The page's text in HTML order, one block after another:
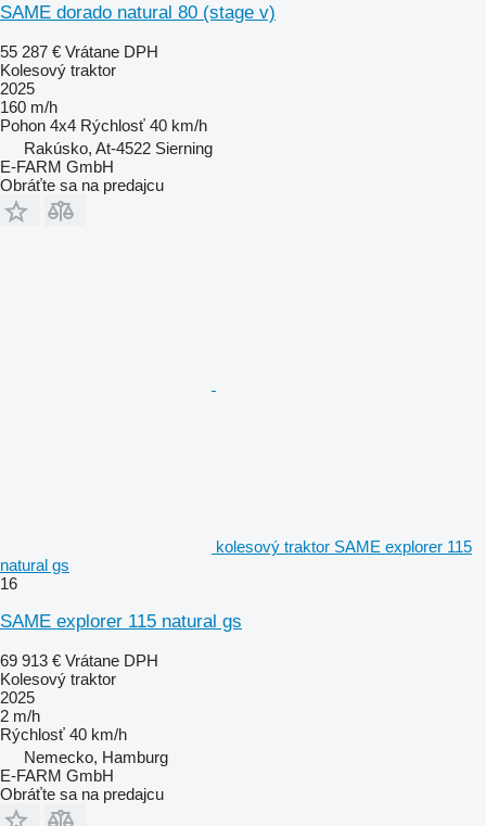
SAME dorado natural 80 (stage v)
55 287 € Vrátane DPH
Kolesový traktor
2025
160 m/h
Pohon 4x4 Rýchlosť 40 km/h
Rakúsko, At-4522 Sierning
E-FARM GmbH
Obráťte sa na predajcu
kolesový traktor SAME explorer 115
natural gs
16
SAME explorer 115 natural gs
69 913 € Vrátane DPH
Kolesový traktor
2025
2 m/h
Rýchlosť 40 km/h
Nemecko, Hamburg
E-FARM GmbH
Obráťte sa na predajcu